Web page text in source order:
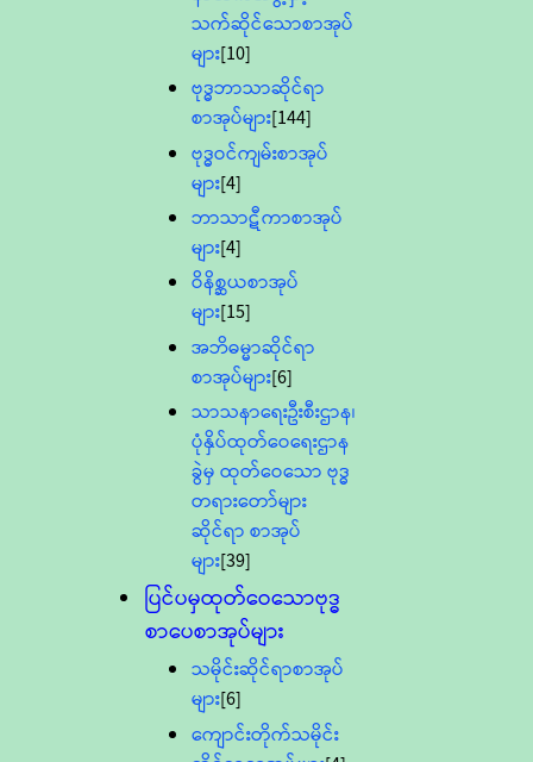
သက်ဆိုင်သောစာအုပ်
များ[10]
ဗုဒ္ဓဘာသာဆိုင်ရာ
စာအုပ်များ[144]
ဗုဒ္ဓဝင်ကျမ်းစာအုပ်
များ[4]
ဘာသာဋီကာစာအုပ်
များ[4]
ဝိနိစ္ဆယစာအုပ်
များ[15]
အဘိဓမ္မာဆိုင်ရာ
စာအုပ်များ[6]
သာသနာရေးဦးစီးဌာန၊
ပုံနှိပ်ထုတ်ဝေရေးဌာန
ခွဲမှ ထုတ်ဝေသော ဗုဒ္ဓ
တရားတော်များ
ဆိုင်ရာ စာအုပ်
များ[39]
ပြင်ပမှထုတ်ဝေသောဗုဒ္ဓ
စာပေစာအုပ်များ
သမိုင်းဆိုင်ရာစာအုပ်
များ[6]
ကျောင်းတိုက်သမိုင်း